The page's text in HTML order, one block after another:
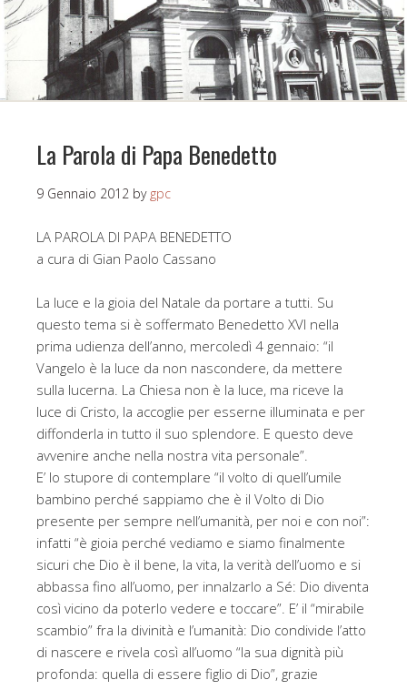
La Parola di Papa Benedetto
9 Gennaio 2012 by gpc
LA PAROLA DI PAPA BENEDETTO
a cura di Gian Paolo Cassano
La luce e la gioia del Natale da portare a tutti. Su
questo tema si è soffermato Benedetto XVI nella
prima udienza dell’anno, mercoledì 4 gennaio: “il
Vangelo è la luce da non nascondere, da mettere
sulla lucerna. La Chiesa non è la luce, ma riceve la
luce di Cristo, la accoglie per esserne illuminata e per
diffonderla in tutto il suo splendore. E questo deve
avvenire anche nella nostra vita personale”.
E’ lo stupore di contemplare “il volto di quell’umile
bambino perché sappiamo che è il Volto di Dio
presente per sempre nell’umanità, per noi e con noi”:
infatti “è gioia perché vediamo e siamo finalmente
sicuri che Dio è il bene, la vita, la verità dell’uomo e si
abbassa fino all’uomo, per innalzarlo a Sé: Dio diventa
così vicino da poterlo vedere e toccare”. E’ il “mirabile
scambio” fra la divinità e l’umanità: Dio condivide l’atto
di nascere e rivela così all’uomo “la sua dignità più
profonda: quella di essere figlio di Dio”, grazie